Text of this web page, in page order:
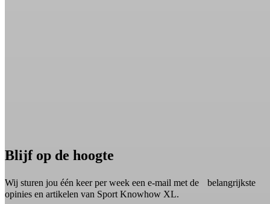
Blijf op de hoogte
Wij sturen jou één keer per week een e-mail met de belangrijkste
opinies en artikelen van Sport Knowhow XL.